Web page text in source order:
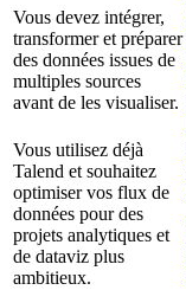
Vous devez intégrer,
transformer et préparer
des données issues de
multiples sources
avant de les visualiser.
Vous utilisez déjà
Talend et souhaitez
optimiser vos flux de
données pour des
projets analytiques et
de dataviz plus
ambitieux.